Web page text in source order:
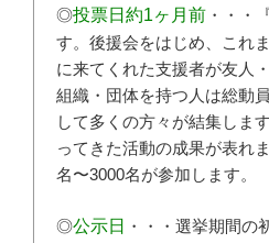
◎投票日約1ヶ月前 ・・・
す。後援会をはじめ、これ
に来てくれた支援者が友人
組織・団体を持つ人は総動
して多くの方々が結集しま
ってきた活動の成果が表れ
名〜3000名が参加します。
◎公示日 ・・・選挙期間の